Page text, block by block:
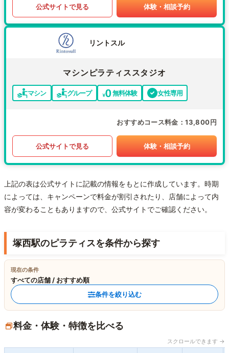
公式サイトで見る 体験・相談予約
リントスル
マシンピラティススタジオ
マシン グループ 無料体験 女性専用
おすすめコース料金 13,800円
公式サイトで見る 体験・相談予約
上記の表は公式サイトに記載の情報をもとに作成しています。時期
によっては、キャンペーンで料金が割引されたり、店舗によって内
容が変わることもありますので、公式サイトでご確認ください。
塚西駅のピラティスを条件から探す
現在の条件
すべての店舗 / おすすめ順
条件を絞り込む
料金・体験・特徴を比べる
スクロールできます →